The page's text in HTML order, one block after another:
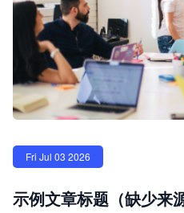
Fri Jul 03 2026
示例文章标题（缺少来